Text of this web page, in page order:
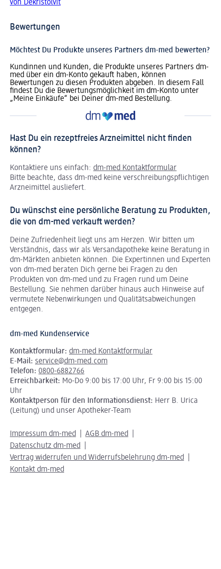
von Dekristolvit
Bewertungen
Möchtest Du Produkte unseres Partners dm-med bewerten?
Kundinnen und Kunden, die Produkte unseres Partners dm-
med über ein dm-Konto gekauft haben, können
Bewertungen zu diesen Produkten abgeben. In diesem Fall
findest Du die Bewertungsmöglichkeit im dm-Konto unter
„Meine Einkäufe“ bei Deiner dm-med Bestellung.
Hast Du ein rezeptfreies Arzneimittel nicht finden
können?
Kontaktiere uns einfach: dm-med Kontaktformular
Bitte beachte, dass dm-med keine verschreibungspflichtigen
Arzneimittel ausliefert.
Du wünschst eine persönliche Beratung zu Produkten,
die von dm-med verkauft werden?
Deine Zufriedenheit liegt uns am Herzen. Wir bitten um
Verständnis, dass wir als Versandapotheke keine Beratung in
dm-Märkten anbieten können. Die Expertinnen und Experten
von dm-med beraten Dich gerne bei Fragen zu den
Produkten von dm-med und zu Fragen rund um Deine
Bestellung. Sie nehmen darüber hinaus auch Hinweise auf
vermutete Nebenwirkungen und Qualitätsabweichungen
entgegen.
dm-med Kundenservice
Kontaktformular: dm-med Kontaktformular
E-Mail: service@dm-med.com
Telefon: 0800-6882766
Erreichbarkeit: Mo-Do 9:00 bis 17:00 Uhr, Fr 9:00 bis 15:00
Uhr
Kontaktperson für den Informationsdienst: Herr B. Urica
(Leitung) und unser Apotheker-Team
Impressum dm-med
AGB dm-med
Datenschutz dm-med
Vertrag widerrufen und Widerrufsbelehrung dm-med
Kontakt dm-med